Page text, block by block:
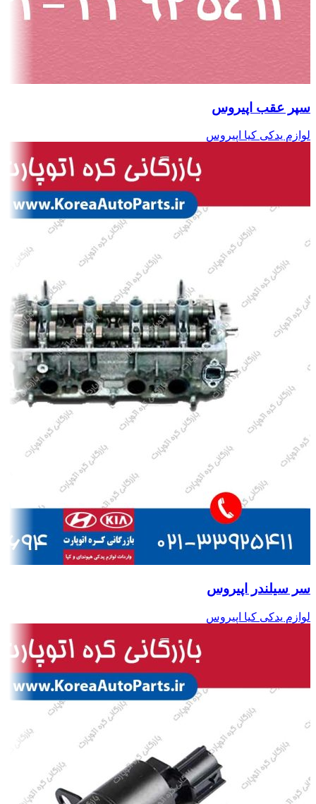
سپر عقب اپیروس
لوازم یدکی کیا اپیروس
سر سیلندر اپیروس
لوازم یدکی کیا اپیروس